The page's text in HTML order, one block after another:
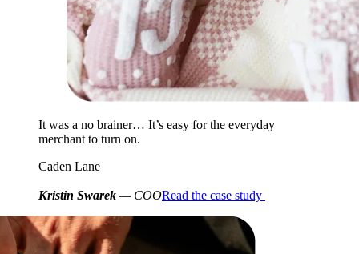
It was a no brainer… It’s easy for the everyday
merchant to turn on.
Caden Lane
Kristin Swarek — COORead the case study